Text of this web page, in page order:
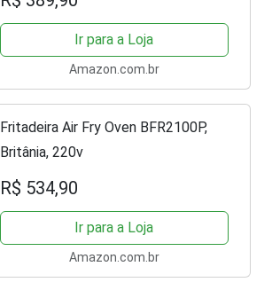
Ir para a Loja
Amazon.com.br
Fritadeira Air Fry Oven BFR2100P,
Britânia, 220v
R$ 534,90
Ir para a Loja
Amazon.com.br